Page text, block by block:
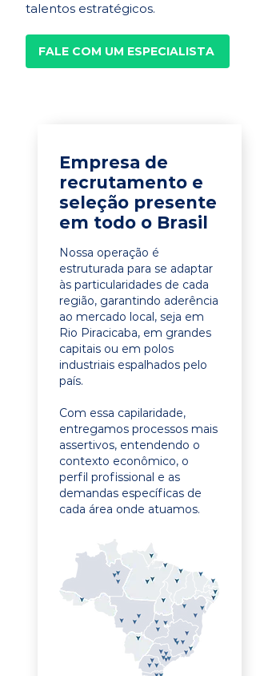
talentos estratégicos.
FALE COM UM ESPECIALISTA
Empresa de
recrutamento e
seleção presente
em todo o Brasil
Nossa operação é
estruturada para se adaptar
às particularidades de cada
região, garantindo aderência
ao mercado local, seja em
Rio Piracicaba, em grandes
capitais ou em polos
industriais espalhados pelo
país.
Com essa capilaridade,
entregamos processos mais
assertivos, entendendo o
contexto econômico, o
perfil profissional e as
demandas específicas de
cada área onde atuamos.